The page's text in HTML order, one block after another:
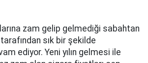
zam gelip gelmediği sabahtan
sık bir şekilde
ediyor. Yeni yılın gelmesi ile